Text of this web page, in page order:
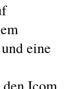
eine